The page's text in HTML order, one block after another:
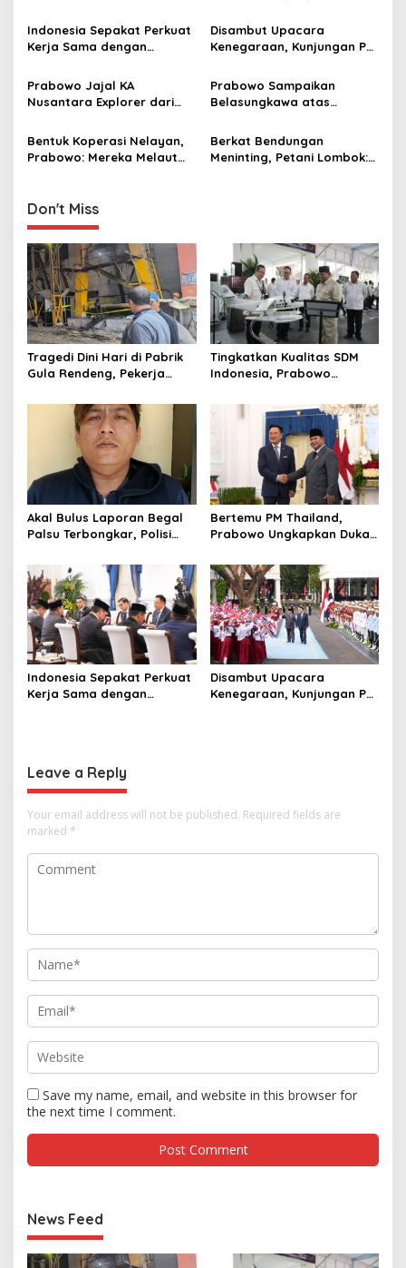
g
a
t
i
o
n
hingga Undang Universitas
Terbaik Dunia
Selamat Ulang Tahun ke
Raja Thailand
Indonesia Sepakat Perkuat
Kerja Sama dengan
hingga Ekonomi Digital
Disambut Upacara
Kenegaraan, Kunjungan PM
Hubungan Indonesia-
Thailand
Prabowo Jajal KA
Nusantara Explorer dari
Hangat Warga
Prabowo Sampaikan
Belasungkawa atas
bin Khalifa Al Thani
Bentuk Koperasi Nelayan,
Prabowo: Mereka Melaut
Berkat Bendungan
Meninting, Petani Lombok:
Don't Miss
Tragedi Dini Hari di Pabrik
Gula Rendeng, Pekerja
Pengangkat Tebu
Tingkatkan Kualitas SDM
Indonesia, Prabowo
hingga Undang Universitas
Terbaik Dunia
Akal Bulus Laporan Begal
Palsu Terbongkar, Polisi
Perusahaan untuk Crypto
Bertemu PM Thailand,
Prabowo Ungkapkan Duka
Selamat Ulang Tahun ke
Raja Thailand
Indonesia Sepakat Perkuat
Kerja Sama dengan
Disambut Upacara
Kenegaraan, Kunjungan PM
Leave a Reply
Your email address will not be published. Required fields are
marked *
Save my name, email, and website in this browser for
the next time I comment.
News Feed